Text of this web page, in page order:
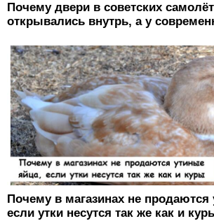
Почему двери в советских
открывались внутрь, а у
Почему в магазинах не продаются
если утки несутся так же как и